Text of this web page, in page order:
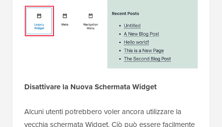
Disattivare la Nuova Schermata Widget
Alcuni utenti potrebbero voler ancora utilizzare la
vecchia schermata Widget. Ciò può essere facilmente